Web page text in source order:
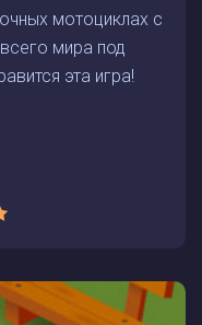
мотоциклах с
мира под
эта игра!